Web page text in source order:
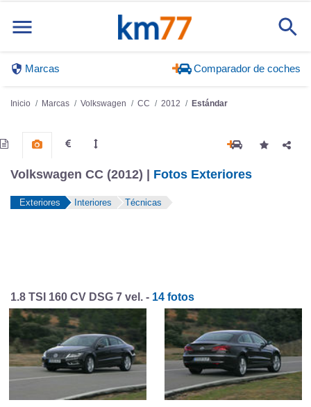
Marcas Comparador de coches
Inicio Marcas Volkswagen CC 2012 Estándar
Volkswagen CC (2012) | Fotos Exteriores
Exteriores Interiores Técnicas
1.8 TSI 160 CV DSG 7 vel. - 14 fotos